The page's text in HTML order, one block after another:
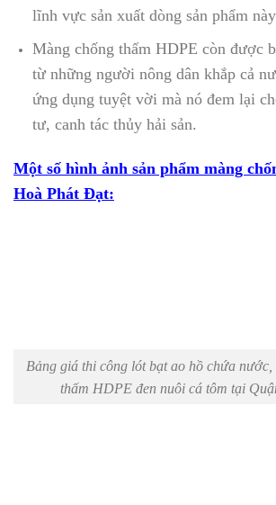
lĩnh vực sản xuất dòng sản phẩm
Màng chống thấm HDPE còn được
từ những người nông dân khắp cả
ứng dụng tuyệt vời mà nó đem lại
tư, canh tác thủy hải sản.
Một số hình ảnh sản phẩm màng
Hoà Phát Đạt:
Bảng giá thi công lót bạt ao hồ chứa nước,
thấm HDPE đen nuôi cá tôm tại